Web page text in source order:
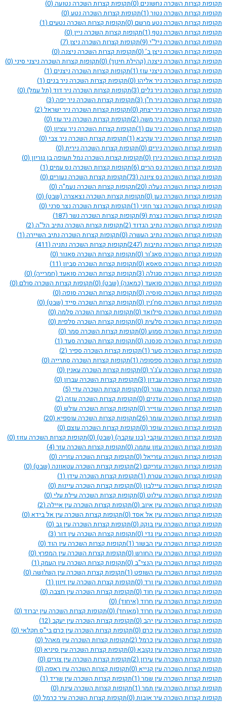
תקופות קצרות השכרה נחשונים (0) תקופות קצרות השכרה נטועה (0)
תקופות קצרות השכרה נטור (1) תקופות קצרות השכרה נטע (0)
תקופות קצרות השכרה נטע מרשם (0) תקופות קצרות השכרה נטעים (1)
תקופות קצרות השכרה נטף (1) תקופות קצרות השכרה ניין (0)
תקופות קצרות השכרה ניל"י (9) תקופות קצרות השכרה ניצן (7)
תקופות קצרות השכרה ניצן ב’ (0) תקופות קצרות השכרה ניצנה (0)
תקופות קצרות השכרה ניצנה (קהילת חינוך) (0) תקופות קצרות השכרה ניצני סיני (0)
תקופות קצרות השכרה ניצני עוז (1) תקופות קצרות השכרה ניצנים (1)
תקופות קצרות השכרה ניר אליהו (0) תקופות קצרות השכרה ניר בנים (1)
תקופות קצרות השכרה ניר גלים (3) תקופות קצרות השכרה ניר דוד (תל עמל) (0)
תקופות קצרות השכרה ניר ח"ן (3) תקופות קצרות השכרה ניר יפה (3)
תקופות קצרות השכרה ניר יצחק (0) תקופות קצרות השכרה ניר ישראל (2)
תקופות קצרות השכרה ניר משה (2) תקופות קצרות השכרה ניר עוז (0)
תקופות קצרות השכרה ניר עם (1) תקופות קצרות השכרה ניר עציון (0)
תקופות קצרות השכרה ניר עקיבא (1) תקופות קצרות השכרה ניר צבי (0)
תקופות קצרות השכרה נירים (0) תקופות קצרות השכרה נירית (0)
תקופות קצרות השכרה נירן (0) תקופות קצרות השכרה נמל תעופה בן גוריון (0)
תקופות קצרות השכרה נס הרים (6) תקופות קצרות השכרה נס עמים (1)
תקופות קצרות השכרה נס ציונה (73) תקופות קצרות השכרה נעורים (0)
תקופות קצרות השכרה נעלה (20) תקופות קצרות השכרה נעמ"ה (0)
תקופות קצרות השכרה נען (0) תקופות קצרות השכרה נצאצרה (שבט) (0)
תקופות קצרות השכרה נצר חזני (1) תקופות קצרות השכרה נצר סרני (0)
תקופות קצרות השכרה נצרת (9) תקופות קצרות השכרה נשר (187)
תקופות קצרות השכרה נתיב הגדוד (2) תקופות קצרות השכרה נתיב הל"ה (2)
תקופות קצרות השכרה נתיב העשרה (0) תקופות קצרות השכרה נתיב השיירה (1)
תקופות קצרות השכרה נתיבות (247) תקופות קצרות השכרה נתניה (411)
תקופות קצרות השכרה סאג’ור (0) תקופות קצרות השכרה סאנור (0)
תקופות קצרות השכרה סאסא (0) תקופות קצרות השכרה סביון (11)
תקופות קצרות השכרה סגולה (3) תקופות קצרות השכרה סואעד (חמרייה) (0)
תקופות קצרות השכרה סואעד (כמאנה) (שבט) (0) תקופות קצרות השכרה סולם (0)
תקופות קצרות השכרה סוסיה (0) תקופות קצרות השכרה סופה (0)
תקופות קצרות השכרה סח’נין (0) תקופות קצרות השכרה סייד (שבט) (0)
תקופות קצרות השכרה סילואד (0) תקופות קצרות השכרה סלמה (0)
תקופות קצרות השכרה סלעית (0) תקופות קצרות השכרה סלפית (0)
תקופות קצרות השכרה סמוע (0) תקופות קצרות השכרה סמר (0)
תקופות קצרות השכרה סנסנה (0) תקופות קצרות השכרה סעד (1)
תקופות קצרות השכרה סער (1) תקופות קצרות השכרה ספיר (2)
תקופות קצרות השכרה ספסופה (1) תקופות קצרות השכרה סתרייה (0)
תקופות קצרות השכרה ע’ג’ר (0) תקופות קצרות השכרה עאנין (0)
תקופות קצרות השכרה עבדון (3) תקופות קצרות השכרה עברון (0)
תקופות קצרות השכרה עגור (0) תקופות קצרות השכרה עדי (5)
תקופות קצרות השכרה עדנים (0) תקופות קצרות השכרה עוזה (2)
תקופות קצרות השכרה עוזייר (0) תקופות קצרות השכרה עולש (0)
תקופות קצרות השכרה עומר (26) תקופות קצרות השכרה עוספיא (20)
תקופות קצרות השכרה עופר (0) תקופות קצרות השכרה עוצם (0)
תקופות קצרות השכרה עוקבי (בנו עוקבה) (שבט) (0) תקופות קצרות השכרה עזוז (0)
תקופות קצרות השכרה עזון עתמה (0) תקופות קצרות השכרה עזר (4)
תקופות קצרות השכרה עזריאל (0) תקופות קצרות השכרה עזריה (0)
תקופות קצרות השכרה עזריקם (2) תקופות קצרות השכרה עטאוונה (שבט) (0)
תקופות קצרות השכרה עטרת (1) תקופות קצרות השכרה עידן (1)
תקופות קצרות השכרה עיילבון (0) תקופות קצרות השכרה עיינות (0)
תקופות קצרות השכרה עילוט (0) תקופות קצרות השכרה עילת עלי (0)
תקופות קצרות השכרה עין איוב (0) תקופות קצרות השכרה עין איילה (2)
תקופות קצרות השכרה עין אל אסד (0) תקופות קצרות השכרה עין אל בידא (0)
תקופות קצרות השכרה עין בוקק (0) תקופות קצרות השכרה עין גב (0)
תקופות קצרות השכרה עין גדי (0) תקופות קצרות השכרה עין דור (3)
תקופות קצרות השכרה עין הבשור (1) תקופות קצרות השכרה עין הוד (0)
תקופות קצרות השכרה עין החורש (0) תקופות קצרות השכרה עין המפרץ (0)
תקופות קצרות השכרה עין הנצי"ב (0) תקופות קצרות השכרה עין העמק (1)
תקופות קצרות השכרה עין השופט (1) תקופות קצרות השכרה עין השלושה (0)
תקופות קצרות השכרה עין ורד (0) תקופות קצרות השכרה עין זיוון (1)
תקופות קצרות השכרה עין חוד (0) תקופות קצרות השכרה עין חצבה (0)
תקופות קצרות השכרה עין חרוד (איחוד) (0)
תקופות קצרות השכרה עין חרוד (מאוחד) (0) תקופות קצרות השכרה עין יברוד (0)
תקופות קצרות השכרה עין יהב (0) תקופות קצרות השכרה עין יעקב (12)
תקופות קצרות השכרה עין כרם (0) תקופות קצרות השכרה עין כרם בי"ס חקלאי (0)
תקופות קצרות השכרה עין כרמל (2) תקופות קצרות השכרה עין מאהל (0)
תקופות קצרות השכרה עין נקובא (0) תקופות קצרות השכרה עין סיניא (0)
תקופות קצרות השכרה עין עירון (2) תקופות קצרות השכרה עין צורים (0)
תקופות קצרות השכרה עין קנייא (0) תקופות קצרות השכרה עין ראפה (0)
תקופות קצרות השכרה עין שמר (1) תקופות קצרות השכרה עין שריד (1)
תקופות קצרות השכרה עין תמר (1) תקופות קצרות השכרה עינת (0)
תקופות קצרות השכרה עיר אובות (0) תקופות קצרות השכרה עיר כרמל (0)